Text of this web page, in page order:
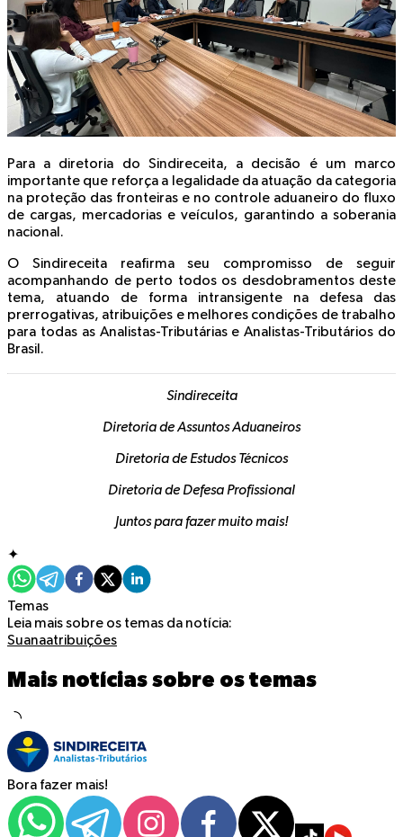
Para a diretoria do Sindireceita, a decisão é um marco
importante que reforça a legalidade da atuação da categoria
na proteção das fronteiras e no controle aduaneiro do fluxo
de cargas, mercadorias e veículos, garantindo a soberania
nacional.
O Sindireceita reafirma seu compromisso de seguir
acompanhando de perto todos os desdobramentos deste
tema, atuando de forma intransigente na defesa das
prerrogativas, atribuições e melhores condições de trabalho
para todas as Analistas-Tributárias e Analistas-Tributários do
Brasil.
Sindireceita
Diretoria de Assuntos Aduaneiros
Diretoria de Estudos Técnicos
Diretoria de Defesa Profissional
Juntos para fazer muito mais!
✦
Temas
Leia mais sobre os temas da notícia:
Suanaatribuições
Mais notícias sobre os temas
Bora fazer mais!